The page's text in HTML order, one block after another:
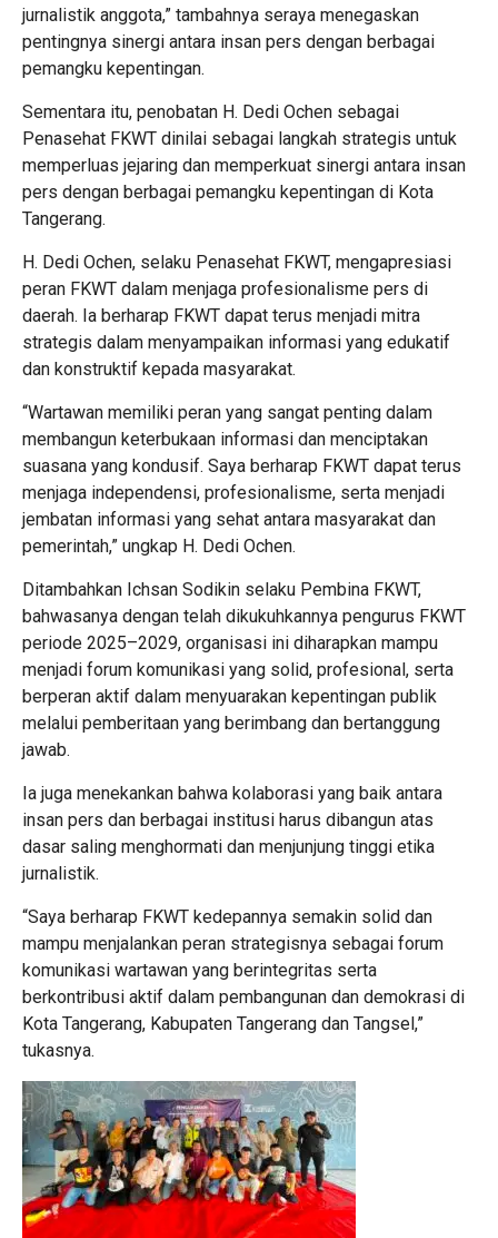
jurnalistik anggota,” tambahnya seraya menegaskan
pentingnya sinergi antara insan pers dengan berbagai
pemangku kepentingan.
Sementara itu, penobatan H. Dedi Ochen sebagai
Penasehat FKWT dinilai sebagai langkah strategis untuk
memperluas jejaring dan memperkuat sinergi antara insan
pers dengan berbagai pemangku kepentingan di Kota
Tangerang.
H. Dedi Ochen, selaku Penasehat FKWT, mengapresiasi
peran FKWT dalam menjaga profesionalisme pers di
daerah. Ia berharap FKWT dapat terus menjadi mitra
strategis dalam menyampaikan informasi yang edukatif
dan konstruktif kepada masyarakat.
“Wartawan memiliki peran yang sangat penting dalam
membangun keterbukaan informasi dan menciptakan
suasana yang kondusif. Saya berharap FKWT dapat terus
menjaga independensi, profesionalisme, serta menjadi
jembatan informasi yang sehat antara masyarakat dan
pemerintah,” ungkap H. Dedi Ochen.
Ditambahkan Ichsan Sodikin selaku Pembina FKWT,
bahwasanya dengan telah dikukuhkannya pengurus FKWT
periode 2025–2029, organisasi ini diharapkan mampu
menjadi forum komunikasi yang solid, profesional, serta
berperan aktif dalam menyuarakan kepentingan publik
melalui pemberitaan yang berimbang dan bertanggung
jawab.
Ia juga menekankan bahwa kolaborasi yang baik antara
insan pers dan berbagai institusi harus dibangun atas
dasar saling menghormati dan menjunjung tinggi etika
jurnalistik.
“Saya berharap FKWT kedepannya semakin solid dan
mampu menjalankan peran strategisnya sebagai forum
komunikasi wartawan yang berintegritas serta
berkontribusi aktif dalam pembangunan dan demokrasi di
Kota Tangerang, Kabupaten Tangerang dan Tangsel,”
tukasnya.